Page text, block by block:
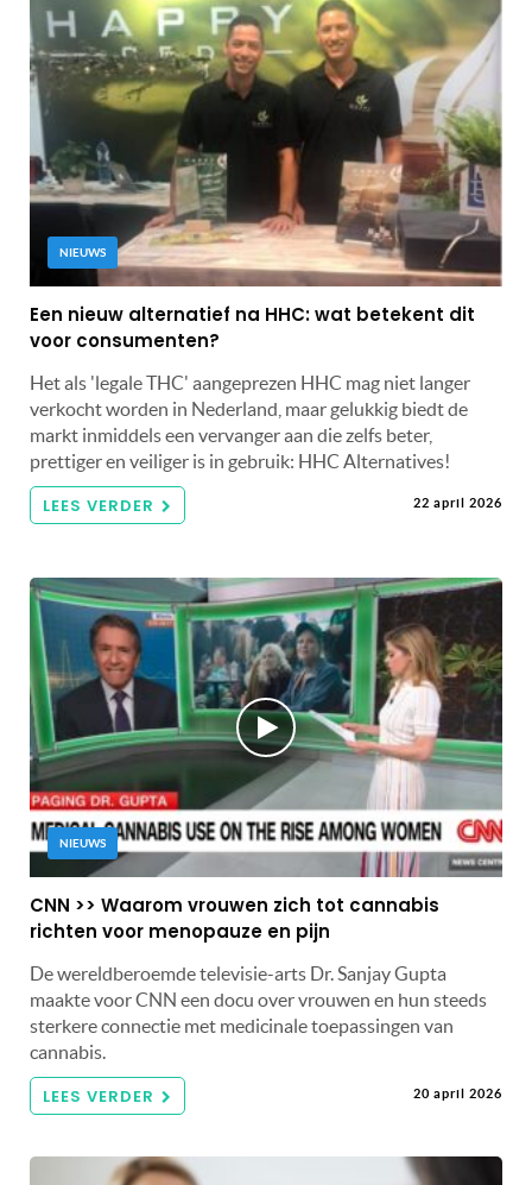
NIEUWS
Een nieuw alternatief na HHC: wat betekent dit
voor consumenten?
Het als 'legale THC' aangeprezen HHC mag niet langer
verkocht worden in Nederland, maar gelukkig biedt de
markt inmiddels een vervanger aan die zelfs beter,
prettiger en veiliger is in gebruik: HHC Alternatives!
LEES VERDER 22 april 2026
NIEUWS
CNN >> Waarom vrouwen zich tot cannabis
richten voor menopauze en pijn
De wereldberoemde televisie-arts Dr. Sanjay Gupta
maakte voor CNN een docu over vrouwen en hun steeds
sterkere connectie met medicinale toepassingen van
cannabis.
LEES VERDER 20 april 2026